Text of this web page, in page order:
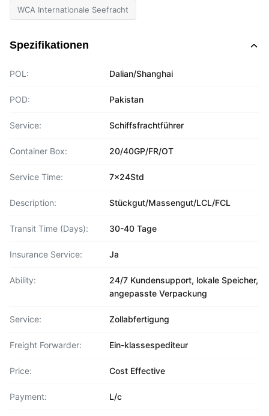
WCA Internationale Seefracht
Spezifikationen
POL: Dalian/Shanghai
POD: Pakistan
Service: Schiffsfrachtführer
Container Box: 20/40GP/FR/OT
Service Time: 7x24Std
Description: Stückgut/Massengut/LCL/FCL
Transit Time (Days): 30-40 Tage
Insurance Service: Ja
Ability:
24/7 Kundensupport, lokale Speicher,
angepasste Verpackung
Service: Zollabfertigung
Freight Forwarder: Ein-klassespediteur
Price: Cost Effective
Payment: L/c